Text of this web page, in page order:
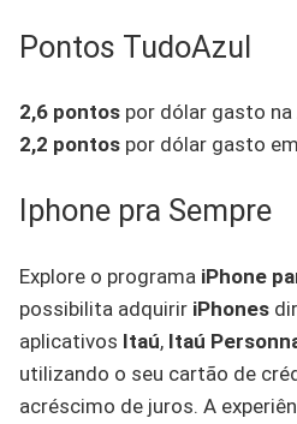
Pontos TudoAzul
2,6 pontos por dólar gasto na
2,2 pontos por dólar gasto
Iphone pra Sempre
Explore o programa iPhone
possibilita adquirir iPhones
aplicativos Itaú, Itaú
utilizando o seu cartão de
acréscimo de juros. A